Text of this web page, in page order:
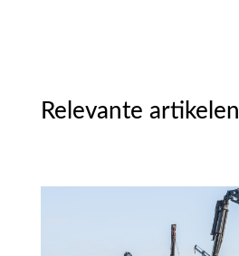
Relevante artikelen